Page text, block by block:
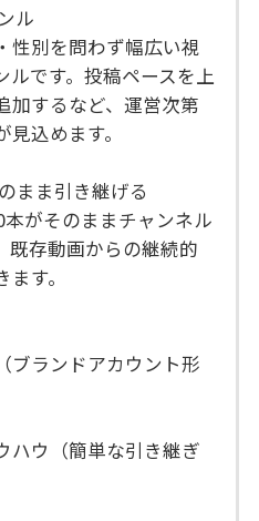
ル
性別を問わず幅広い視
です。投稿ペースを上
加するなど、運営次第
込めます。
まま引き継げる
がそのままチャンネル
既存動画からの継続的
す。
ブランドアカウント形
ハウ（簡単な引き継ぎ